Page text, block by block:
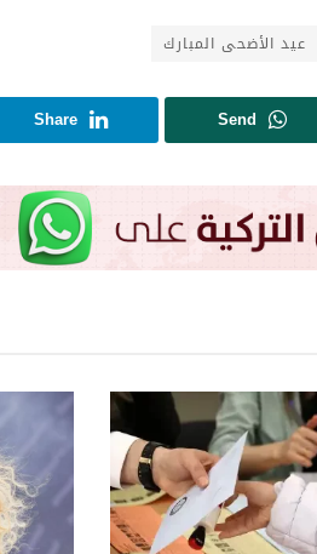
عيد الأضحى المبارك
Send
Share